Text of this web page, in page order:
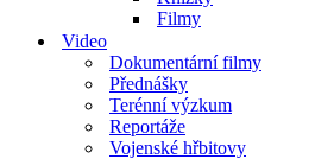
Filmy
Video
Dokumentární filmy
Přednášky
Terénní výzkum
Reportáže
Vojenské hřbitovy